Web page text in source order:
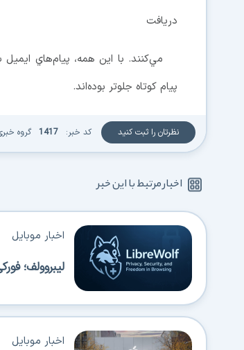
دريافت
پيام كوتاه جلوتر بوده‌اند.
نظرتان را ثبت کنید کد خبر: 1417 گروه
اخبار مرتبط با این خبر
لیبروولف؛
اخبار موبایل
اخبار موبایل